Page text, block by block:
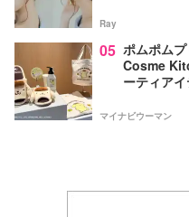
Ray
05 ポムポム
Cosme
ーティア
マイナビウーマン